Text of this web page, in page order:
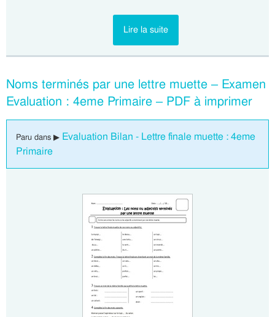
Lire la suite
Noms terminés par une lettre muette – Examen
Evaluation : 4eme Primaire – PDF à imprimer
Paru dans ▶ Evaluation Bilan - Lettre finale muette : 4eme
Primaire